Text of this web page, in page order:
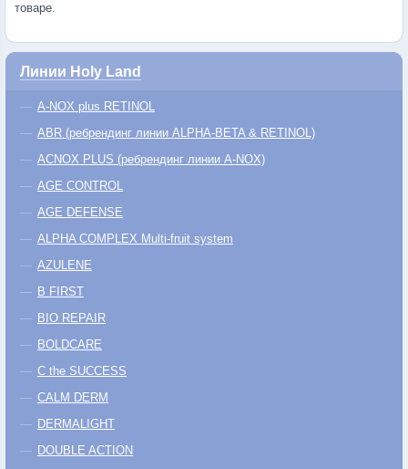
товаре.
Линии Holy Land
A-NOX plus RETINOL
ABR (ребрендинг линии ALPHA-BETA & RETINOL)
ACNOX PLUS (ребрендинг линии A-NOX)
AGE CONTROL
AGE DEFENSE
ALPHA COMPLEX Multi-fruit system
AZULENE
B FIRST
BIO REPAIR
BOLDCARE
C the SUCCESS
CALM DERM
DERMALIGHT
DOUBLE ACTION